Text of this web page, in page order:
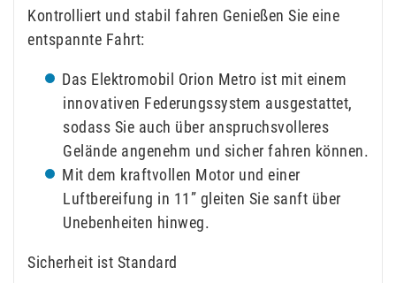
Kontrolliert und stabil fahren Genießen Sie eine
entspannte Fahrt:
Das Elektromobil Orion Metro ist mit einem
innovativen Federungssystem ausgestattet,
sodass Sie auch über anspruchsvolleres
Gelände angenehm und sicher fahren können.
Mit dem kraftvollen Motor und einer
Luftbereifung in 11” gleiten Sie sanft über
Unebenheiten hinweg.
Sicherheit ist Standard